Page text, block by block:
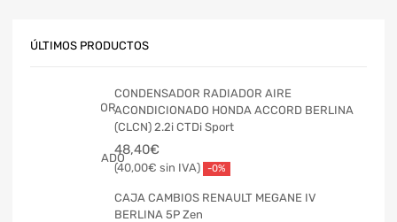
ÚLTIMOS PRODUCTOS
CONDENSADOR RADIADOR AIRE
ACONDICIONADO HONDA ACCORD BERLINA
(CLCN) 2.2i CTDi Sport
48,40€
40,00€ -0%
CAJA CAMBIOS RENAULT MEGANE IV
BERLINA 5P Zen